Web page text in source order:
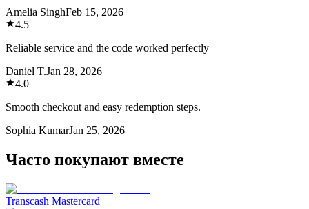
Amelia SinghFeb 15, 2026
4.5
Reliable service and the code worked perfectly
Daniel T.Jan 28, 2026
4.0
Smooth checkout and easy redemption steps.
Sophia KumarJan 25, 2026
Часто покупают вместе
Transcash Mastercard